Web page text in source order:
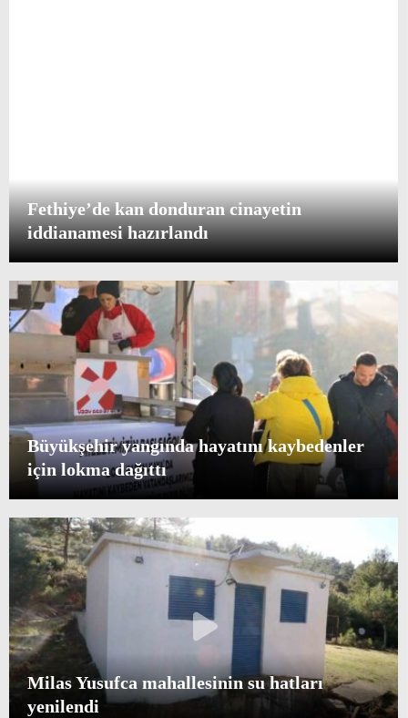
Menteşe Belediyesi 1 ton portakal dağıttı
Fethiye’de kan donduran cinayetin
iddianamesi hazırlandı
Büyükşehir yangında hayatını kaybedenler
için lokma dağıttı
Milas Yusufca mahallesinin su hatları
yenilendi